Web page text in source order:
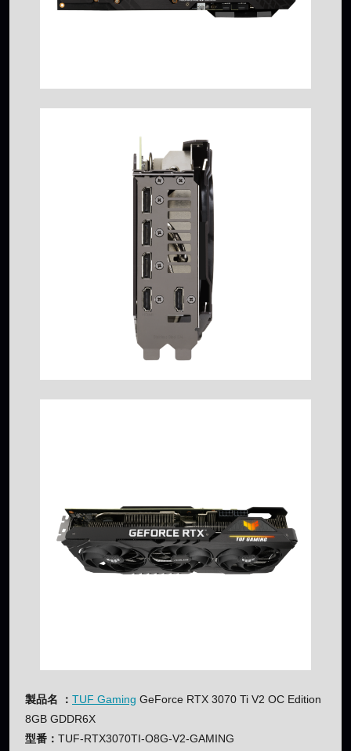
製品名 ： TUF Gaming GeForce RTX 3070 Ti V2 OC Edition
8GB GDDR6X
型番： TUF-RTX3070TI-O8G-V2-GAMING